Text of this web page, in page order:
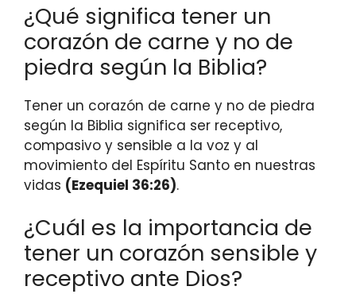
¿Qué significa tener un
corazón de carne y no de
piedra según la Biblia?
Tener un corazón de carne y no de piedra
según la Biblia significa ser receptivo,
compasivo y sensible a la voz y al
movimiento del Espíritu Santo en nuestras
vidas (Ezequiel 36:26).
¿Cuál es la importancia de
tener un corazón sensible y
receptivo ante Dios?